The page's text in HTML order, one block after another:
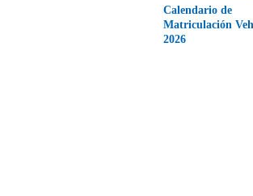
Calendario de
Matriculación
2026